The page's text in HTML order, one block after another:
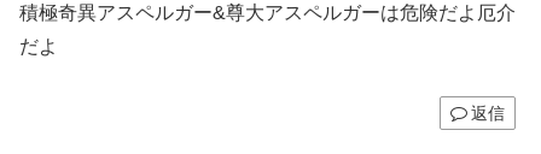
積極奇異アスペルガー&尊大アスペルガーは危険だよ厄介
だよ
返信